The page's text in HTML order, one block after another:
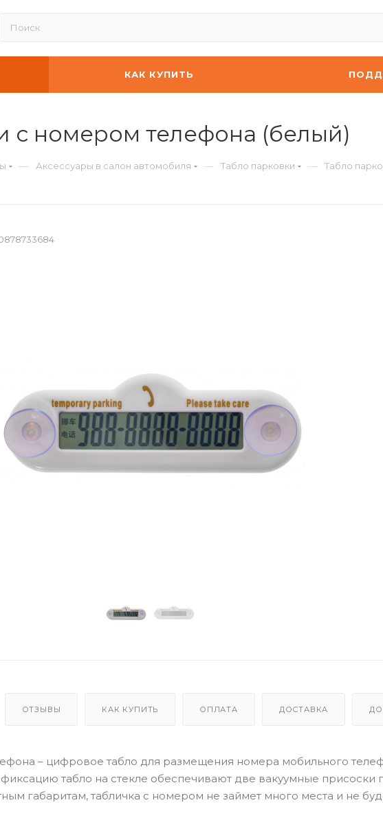
КАК КУПИТЬ
с номером телефона (белый)
— Аксессуары в салон автомобиля — Табло парковки — Табло
ОТЗЫВЫ КАК КУПИТЬ ОПЛАТА ДОСТАВКА
– цифровое табло для размещения номера мобильного
табло на стекле обеспечивают две вакуумные присоски
габаритам, табличка с номером не займет много места и не